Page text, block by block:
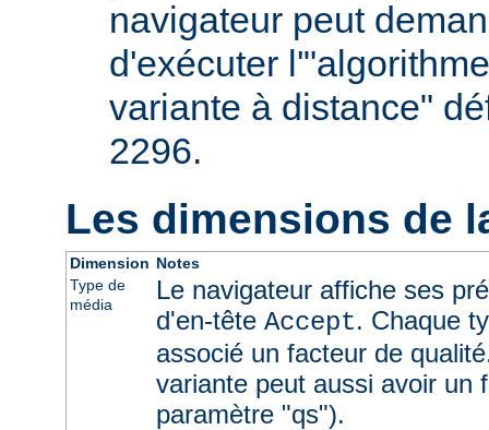
navigateur peut
d'exécuter
variante à distance"
2296.
Les dimensions de
Dimension Notes
Type de
média
Le navigateur affiche ses
d'en-tête Accept. Chaque
associé un facteur de
variante peut aussi avoir un
paramètre "qs").